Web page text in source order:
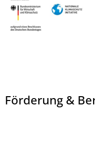
Förderung &